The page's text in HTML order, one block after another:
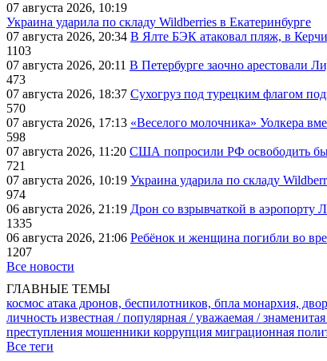
07 августа 2026, 10:19
Украина ударила по складу Wildberries в Екатеринбурге
07 августа 2026, 20:34 В Ялте БЭК атаковал пляж, в
1103
07 августа 2026, 20:11 В Петербурге заочно арестовали
473
07 августа 2026, 18:37 Сухогруз под турецким флагом
570
07 августа 2026, 17:13 «Веселого молочника» Уолкера
598
07 августа 2026, 11:20 США попросили РФ освободить
721
07 августа 2026, 10:19 Украина ударила по складу
974
06 августа 2026, 21:19 Дрон со взрывчаткой в аэропорту
1335
06 августа 2026, 21:06 Ребёнок и женщина погибли во
1207
Все новости
ГЛАВНЫЕ ТЕМЫ
космос атака дронов, беспилотников, бпла монархия,
личность известная / популярная / уважаемая /
преступления мошенники коррупция миграционная
Все теги